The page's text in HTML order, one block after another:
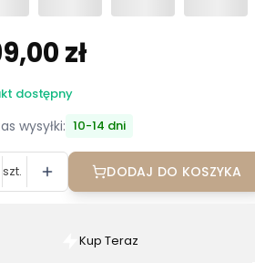
zł
dostępny
wysyłki: 10-14 dni
szt. DODAJ DO KOSZYKA
Szybki
Kup Teraz